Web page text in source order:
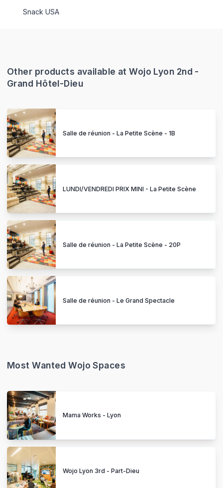
Snack USA
Other products available at Wojo Lyon 2nd -
Grand Hôtel-Dieu
Salle de réunion - La Petite Scène - 1B
LUNDI/VENDREDI PRIX MINI - La Petite Scène
Salle de réunion - La Petite Scène - 20P
Salle de réunion - Le Grand Spectacle
Most Wanted Wojo Spaces
Mama Works - Lyon
Wojo Lyon 3rd - Part-Dieu